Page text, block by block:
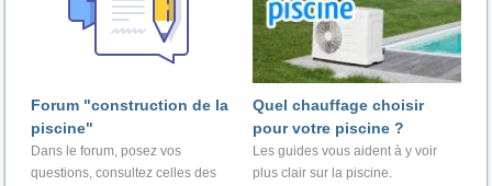
Forum "construction de la
piscine"
Dans le forum, posez vos
questions, consultez celles des
Quel chauffage choisir
pour votre piscine ?
Les guides vous aident à y voir
plus clair sur la piscine.